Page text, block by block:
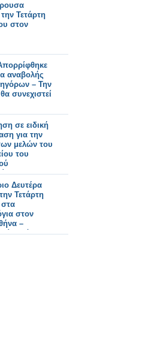
Τετάρτη
στον
αναβολής
– Την
συνεχιστεί
σε ειδική
για την
μελών του
του
και της
Επιτροπής
1 Ιουλίου.
Δευτέρα
Τετάρτη
στα
στον
–
λόγω